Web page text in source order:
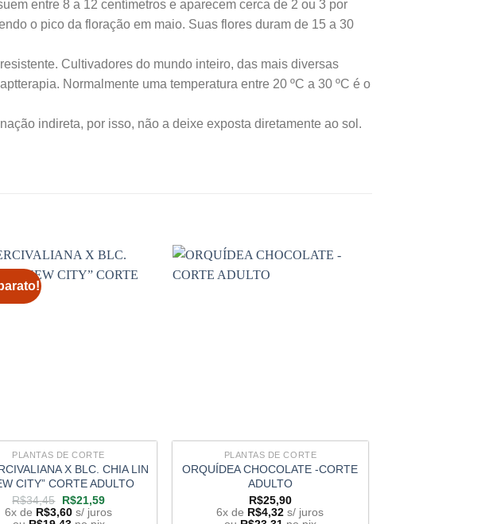
entre 8 a 12 centímetros e aparecem cerca de 2 ou 3 por
o pico da floração em maio. Suas flores duram de 15 a 30
Cultivadores do mundo inteiro, das mais diversas
Normalmente uma temperatura entre 20 ºC a 30 ºC é o
indireta, por isso, não a deixe exposta diretamente ao sol.
PLANTAS DE CORTE
X BLC. CHIA LIN
CITY” CORTE ADULTO
R$34,45 O
preço
original
R$21,59O
preço
atual
6x de R$3,60 s/ juros
PLANTAS DE CORTE
ORQUÍDEA CHOCOLATE -CORTE
ADULTO
R$25,90
6x de R$4,32 s/ juros